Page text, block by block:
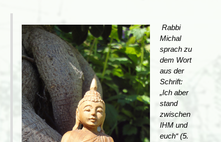
Rabbi
Michal
sprach zu
dem Wort
aus der
Schrift:
„Ich aber
stand
zwischen
IHM und
euch“ (5.